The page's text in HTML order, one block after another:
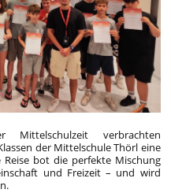
Mittelschulzeit verbrachten
der Mittelschule Thörl eine
bot die perfekte Mischung
und Freizeit – und wird